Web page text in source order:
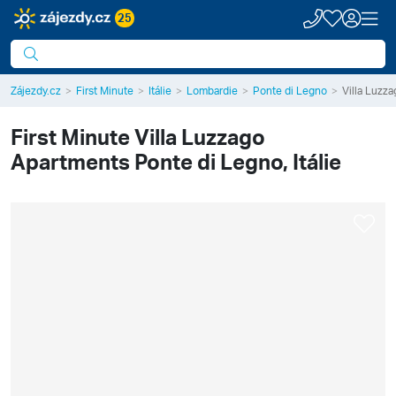
25
Zájezdy.cz First Minute Itálie Lombardie Ponte di Legno Villa
First MinuteVilla Luzzago
Apartments Ponte di Legno, Itálie